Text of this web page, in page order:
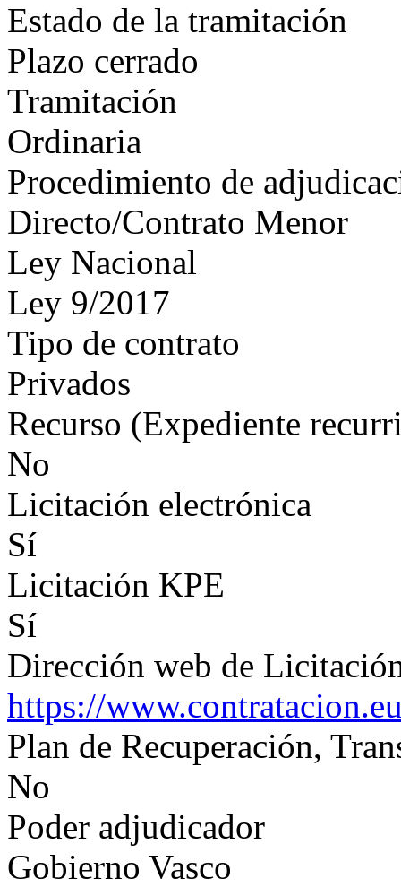
Estado de la tramitación
Plazo cerrado
Tramitación
Ordinaria
Procedimiento de
Directo/Contrato Menor
Ley Nacional
Ley 9/2017
Tipo de contrato
Privados
Recurso (Expediente
No
Licitación electrónica
Sí
Licitación KPE
Sí
Dirección web de
https://
Plan de Recuperación,
No
Poder adjudicador
Gobierno Vasco